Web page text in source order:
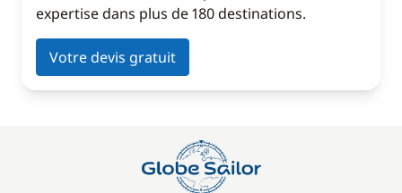
expertise dans plus de 180 destinations.
Votre devis gratuit